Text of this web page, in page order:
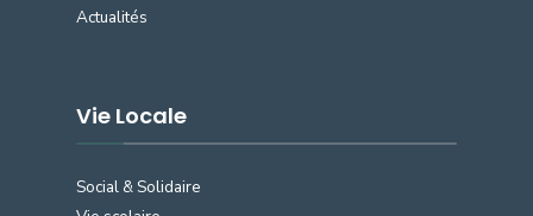
Actualités
Vie Locale
Social & Solidaire